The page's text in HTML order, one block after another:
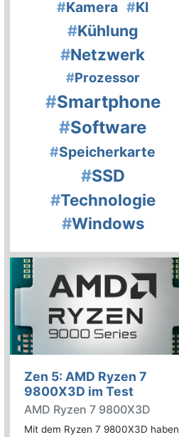
#Kamera #KI
#Kühlung
#Netzwerk
#Prozessor
#Smartphone
#Software
#Speicherkarte
#SSD
#Technologie
#Windows
Zen 5: AMD Ryzen 7
9800X3D im Test
AMD Ryzen 7 9800X3D
Mit dem Ryzen 7 9800X3D haben